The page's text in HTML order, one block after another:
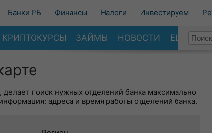
Банки РБ Финансы Налоги Инвестируем
КРИПТОКУРСЫ ЗАЙМЫ НОВОСТИ ЕЩЕ
делает поиск нужных отделений банка максимально
адреса и время работы отделений банка.